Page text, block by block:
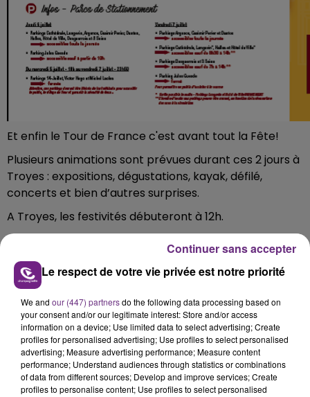
Et enfin le Tour de France c'est avant tout la Fête!
Plusieurs animations sont prévues durant ces 2 jours à
Troyes : expositions, dégustations, kayak, défilé,
concerts et bien d’autres surprises.
A Troyes, les festivités débuteront à 12h.
La journée se termnera par un
de 20h30
à 23H30 au Forum de l'Hotel de ville.
Un peu avant à 19h30 Place Saint-Rémy et autour des
Halles il y aurala pesée de Christian Prudhomme.
Le directeur sportif du Tour de France (photo ci-
dessous) se verra offrir son poids en champagne par
l'association Terres et Vignes.
Découvrez toutes les animations ici.
Le respect de votre vie privée est notre priorité
We and our (447) partnersdo the following data processing based on
your consent and/or our legitimate interest: Store and/or access
information on a device; Use limited data to select advertising; Create
profiles for personalised advertising; Use profiles to select personalised
advertising; Measure advertising performance; Measure content
performance; Understand audiences through statistics or combinations
of data from different sources; Develop and improve services; Create
profiles to personalise content; Use profiles to select personalised
Continuer sans accepter